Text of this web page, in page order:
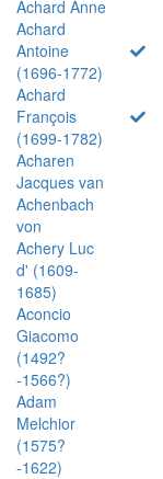
Achard Anne
Achard
Antoine
(1696-1772)
Achard
François
(1699-1782)
Acharen
Jacques van
Achenbach
von
Achery Luc
d' (1609-
1685)
Aconcio
Giacomo
(1492?
-1566?)
Adam
Melchior
(1575?
-1622)